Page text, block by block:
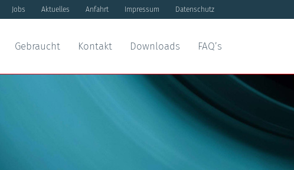
Jobs Aktuelles Anfahrt Impressum Datenschutz
Gebraucht Kontakt Downloads FAQ’s